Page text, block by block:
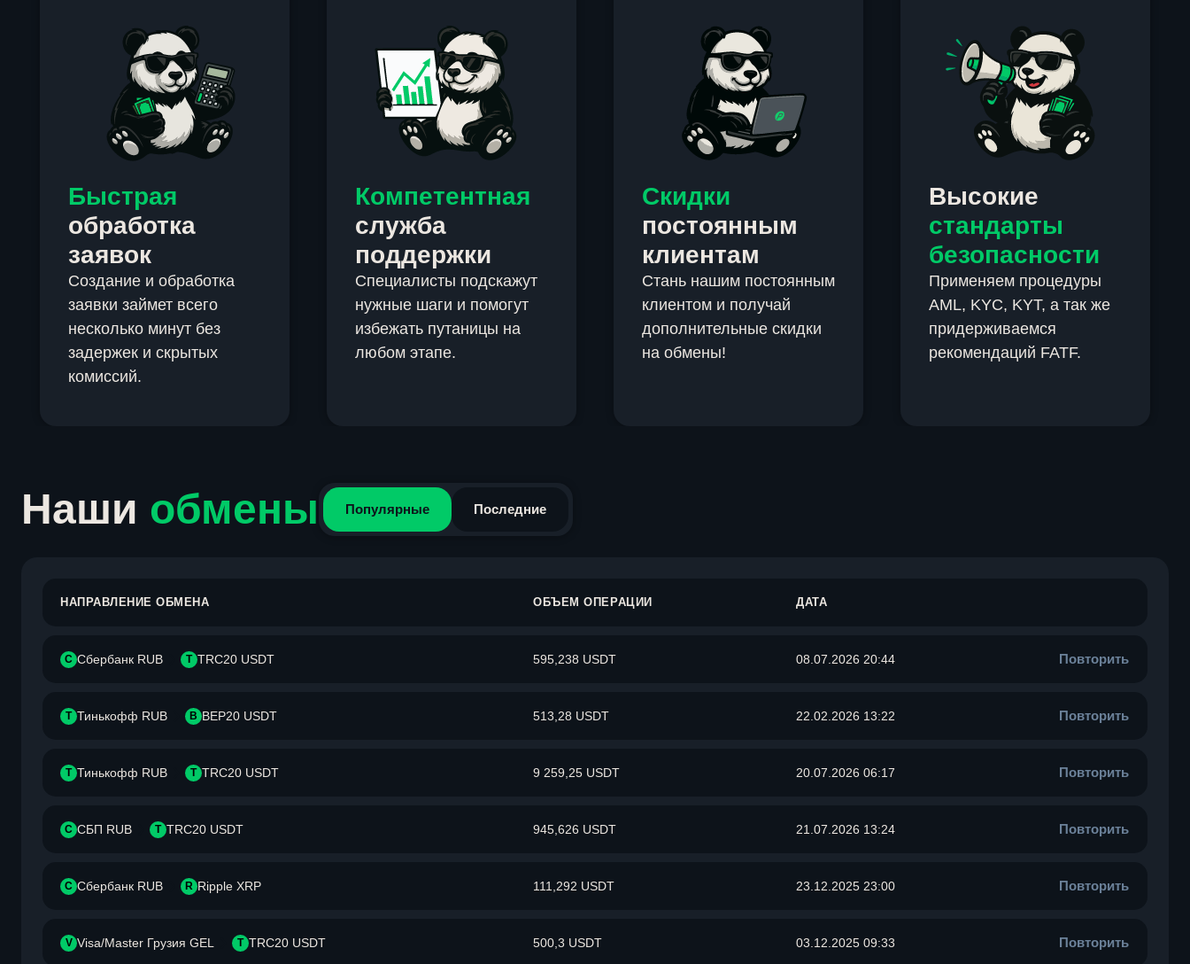
Быстрая
обработка
заявок
Создание и обработка
заявки займет всего
несколько минут без
задержек и скрытых
комиссий.
Компетентная
служба
поддержки
Специалисты подскажут
нужные шаги и помогут
избежать путаницы на
любом этапе.
Скидки
постоянным
клиентам
Стань нашим постоянным
клиентом и получай
дополнительные скидки
на обмены!
Высокие
стандарты
безопасности
Применяем процедуры
AML, KYC, KYT, а так же
придерживаемся
рекомендаций FATF.
Наши обмены Популярные Последние
НАПРАВЛЕНИЕ ОБМЕНА ОБЪЕМ ОПЕРАЦИИ ДАТА
С Сбербанк RUB T TRC20 USDT 595,238 USDT 08.07.2026 20:44 Повторить
Т Тинькофф RUB B BEP20 USDT 513,28 USDT 22.02.2026 13:22 Повторить
Т Тинькофф RUB T TRC20 USDT 9 259,25 USDT 20.07.2026 06:17 Повторить
С СБП RUB T TRC20 USDT 945,626 USDT 21.07.2026 13:24 Повторить
С Сбербанк RUB R Ripple XRP 111,292 USDT 23.12.2025 23:00 Повторить
V Visa/Master Грузия GEL T TRC20 USDT 500,3 USDT 03.12.2025 09:33 Повторить